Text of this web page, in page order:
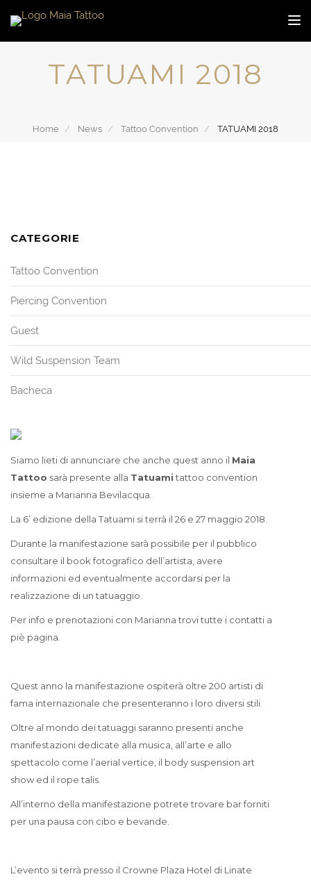
TATUAMI 2018
Home News Tattoo Convention TATUAMI 2018
CATEGORIE
Tattoo Convention
Piercing Convention
Guest
Wild Suspension Team
Bacheca
Siamo lieti di annunciare che anche quest anno il Maia
Tattoo sarà presente alla Tatuamitattoo convention
insieme a Marianna Bevilacqua.
La 6’ edizione della Tatuami si terrà il 26 e 27 maggio 2018.
Durante la manifestazione sarà possibile per il pubblico
consultare il book fotografico dell’artista, avere
informazioni ed eventualmente accordarsi per la
realizzazione di un tatuaggio.
Per info e prenotazioni con Marianna trovi tutte i contatti a
piè pagina.
Quest anno la manifestazione ospiterà oltre 200 artisti di
fama internazionale che presenteranno i loro diversi stili.
Oltre al mondo dei tatuaggi saranno presenti anche
manifestazioni dedicate alla musica, all’arte e allo
spettacolo come l’aerial vertice, il body suspension art
show ed il rope talis.
All’interno della manifestazione potrete trovare bar forniti
per una pausa con cibo e bevande.
L’evento si terrà presso il Crowne Plaza Hotel di Linate